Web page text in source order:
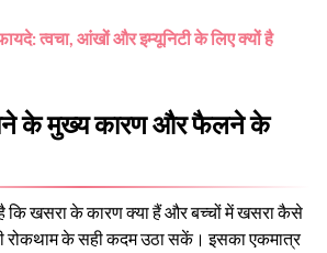
त्वचा, आंखों और इम्यूनिटी के लिए क्यों है
के मुख्य कारण और फैलने के
कि खसरा के कारण क्या हैं और बच्चों में खसरा कैसे
रोकथाम के सही कदम उठा सकें। इसका एकमात्र